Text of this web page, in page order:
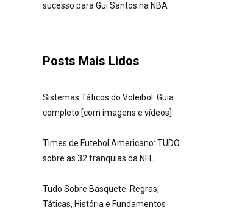
sucesso para Gui Santos na NBA
Posts Mais Lidos
Sistemas Táticos do Voleibol: Guia
completo [com imagens e vídeos]
Times de Futebol Americano: TUDO
sobre as 32 franquias da NFL
Tudo Sobre Basquete: Regras,
Táticas, História e Fundamentos